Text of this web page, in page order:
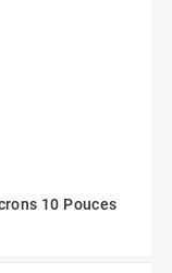
10 Pouces